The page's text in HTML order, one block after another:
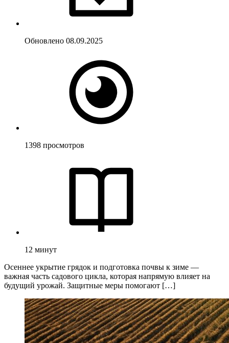
Обновлено 08.09.2025
1398 просмотров
12 минут
Осеннее укрытие грядок и подготовка почвы к зиме —
важная часть садового цикла, которая напрямую влияет на
будущий урожай. Защитные меры помогают […]